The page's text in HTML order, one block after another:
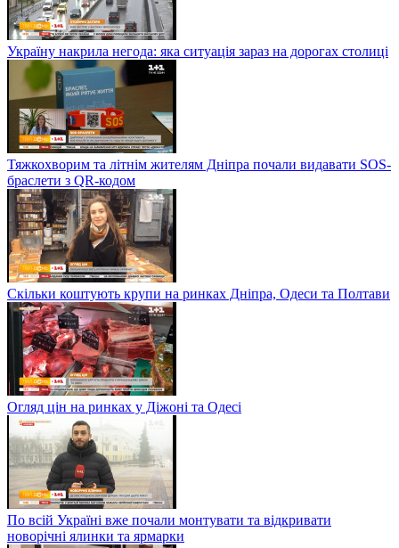
Україну накрила негода: яка ситуація зараз на дорогах столиці
Тяжкохворим та літнім жителям Дніпра почали видавати SOS-
браслети з QR-кодом
Скільки коштують крупи на ринках Дніпра, Одеси та Полтави
Огляд цін на ринках у Діжоні та Одесі
По всій Україні вже почали монтувати та відкривати
новорічні ялинки та ярмарки